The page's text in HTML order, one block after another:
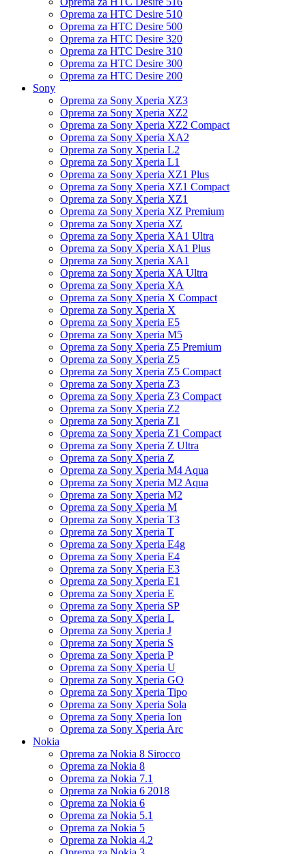
Oprema za HTC Desire 510
Oprema za HTC Desire 500
Oprema za HTC Desire 320
Oprema za HTC Desire 310
Oprema za HTC Desire 300
Oprema za HTC Desire 200
Sony
Oprema za Sony Xperia XZ3
Oprema za Sony Xperia XZ2
Oprema za Sony Xperia XZ2 Compact
Oprema za Sony Xperia XA2
Oprema za Sony Xperia L2
Oprema za Sony Xperia L1
Oprema za Sony Xperia XZ1 Plus
Oprema za Sony Xperia XZ1 Compact
Oprema za Sony Xperia XZ1
Oprema za Sony Xperia XZ Premium
Oprema za Sony Xperia XZ
Oprema za Sony Xperia XA1 Ultra
Oprema za Sony Xperia XA1 Plus
Oprema za Sony Xperia XA1
Oprema za Sony Xperia XA Ultra
Oprema za Sony Xperia XA
Oprema za Sony Xperia X Compact
Oprema za Sony Xperia X
Oprema za Sony Xperia E5
Oprema za Sony Xperia M5
Oprema za Sony Xperia Z5 Premium
Oprema za Sony Xperia Z5
Oprema za Sony Xperia Z5 Compact
Oprema za Sony Xperia Z3
Oprema za Sony Xperia Z3 Compact
Oprema za Sony Xperia Z2
Oprema za Sony Xperia Z1
Oprema za Sony Xperia Z1 Compact
Oprema za Sony Xperia Z Ultra
Oprema za Sony Xperia Z
Oprema za Sony Xperia M4 Aqua
Oprema za Sony Xperia M2 Aqua
Oprema za Sony Xperia M2
Oprema za Sony Xperia M
Oprema za Sony Xperia T3
Oprema za Sony Xperia T
Oprema za Sony Xperia E4g
Oprema za Sony Xperia E4
Oprema za Sony Xperia E3
Oprema za Sony Xperia E1
Oprema za Sony Xperia E
Oprema za Sony Xperia SP
Oprema za Sony Xperia L
Oprema za Sony Xperia J
Oprema za Sony Xperia S
Oprema za Sony Xperia P
Oprema za Sony Xperia U
Oprema za Sony Xperia GO
Oprema za Sony Xperia Tipo
Oprema za Sony Xperia Sola
Oprema za Sony Xperia Ion
Oprema za Sony Xperia Arc
Nokia
Oprema za Nokia 8 Sirocco
Oprema za Nokia 8
Oprema za Nokia 7.1
Oprema za Nokia 6 2018
Oprema za Nokia 6
Oprema za Nokia 5.1
Oprema za Nokia 5
Oprema za Nokia 4.2